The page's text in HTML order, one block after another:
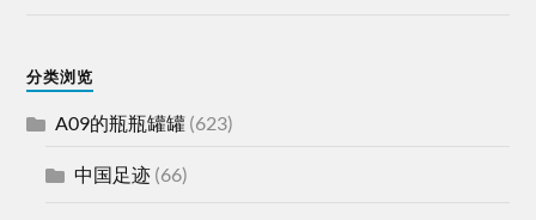
分类浏览
A09的瓶瓶罐罐 (623)
中国足迹 (66)